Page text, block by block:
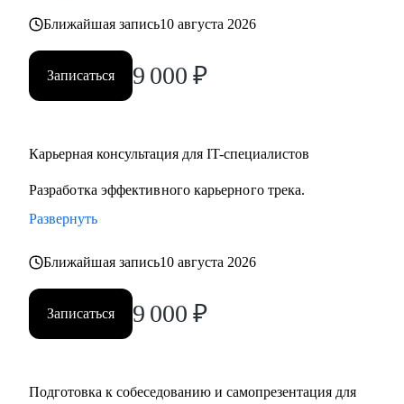
• Научу, как выгодно продавать себя и увеличу твоё
• Подготовлю к собеседованиям.
• Помогу в карьерном росте на текущем месте.
• Помогу войти в IT-менеджмент или веб-разработку с
любого уровня.
работе.
• Оформлю профиль в LinkedIn и научу развивать его.
деятельности для развития личного бренда.
менеджерам проектов, аналитикам и другим), стремящимся
Ближайшая запись10 августа 2026
Записаться 9 000 ₽
Карьерная консультация для IT-специалистов
Разработка эффективного карьерного трека.
Развернуть
Ближайшая запись10 августа 2026
Записаться 9 000 ₽
Подготовка к собеседованию и самопрезентация для